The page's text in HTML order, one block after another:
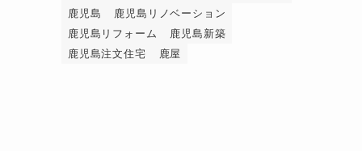
鹿児島
鹿児島リノベーション
鹿児島リフォーム
鹿児島新築
鹿児島注文住宅
鹿屋